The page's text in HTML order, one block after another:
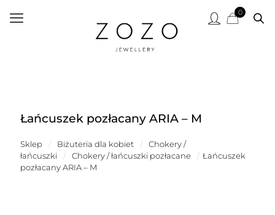
0
Łańcuszek pozłacany ARIA – M
Sklep / Biżuteria dla kobiet /
Chokery /
łańcuszki
/ Chokery / łańcuszki pozłacane / Łańcuszek
pozłacany ARIA – M